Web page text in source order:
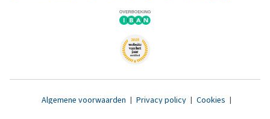
Algemene voorwaarden | Privacy policy | Cookies |